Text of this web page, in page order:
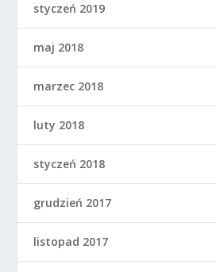
styczeń 2019
maj 2018
marzec 2018
luty 2018
styczeń 2018
grudzień 2017
listopad 2017